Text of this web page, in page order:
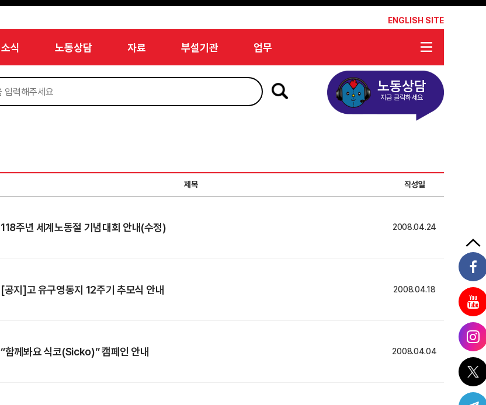
ENGLISH SITE
소식 노동상담 자료 부설기관 업무
노동상담
지금 클릭하세요
제목 작성일
118주년 세계노동절 기념대회 안내(수정) 2008.04.24
[공지]고 유구영동지 12주기 추모식 안내 2008.04.18
“함께봐요 식코(Sicko)” 캠페인 안내 2008.04.04